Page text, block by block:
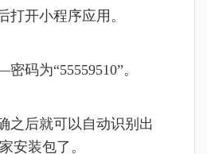
打开小程序应用。
密码为“55559510”。
之后就可以自动识别出
安装包了。